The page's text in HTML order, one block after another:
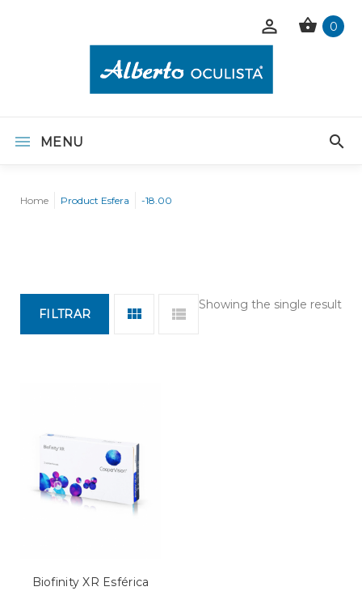
0
MENU
Home Product Esfera -18.00
Showing the single result
FILTRAR
Biofinity XR Esférica